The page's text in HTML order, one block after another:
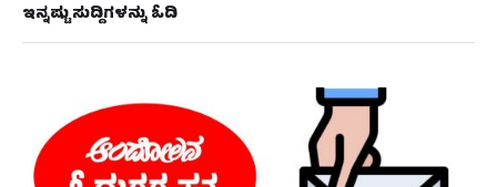
ಇನ್ನಷ್ಟು ಸುದ್ದಿಗಳನ್ನು ಓದಿ